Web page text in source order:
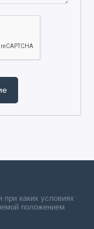
каких условиях
положением